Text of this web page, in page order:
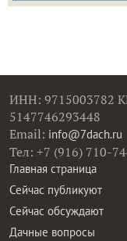
ИНН: 9715003782
5147746293448
Email: info@7dach.ru
Тел: +7 (916) 710-
Главная страница
Сейчас публикуют
Сейчас обсуждают
Дачные вопросы